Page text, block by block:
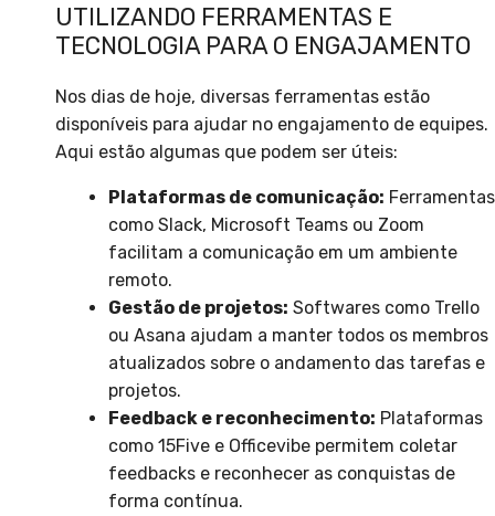
UTILIZANDO FERRAMENTAS E
TECNOLOGIA PARA O ENGAJAMENTO
Nos dias de hoje, diversas ferramentas estão
disponíveis para ajudar no engajamento de equipes.
Aqui estão algumas que podem ser úteis:
Plataformas de comunicação: Ferramentas
como Slack, Microsoft Teams ou Zoom
facilitam a comunicação em um ambiente
remoto.
Gestão de projetos: Softwares como Trello
ou Asana ajudam a manter todos os membros
atualizados sobre o andamento das tarefas e
projetos.
Feedback e reconhecimento: Plataformas
como 15Five e Officevibe permitem coletar
feedbacks e reconhecer as conquistas de
forma contínua.